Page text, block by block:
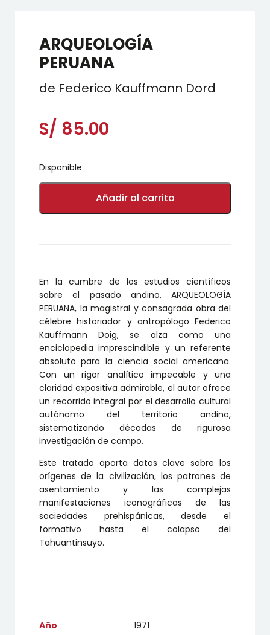
ARQUEOLOGÍA
PERUANA
de Federico Kauffmann Dord
S/ 85.00
Disponible
ARQUEOLOGÍA
cantidad
Añadir al carrito
En la cumbre de los estudios científicos
sobre el pasado andino, ARQUEOLOGÍA
PERUANA, la magistral y consagrada obra del
célebre historiador y antropólogo Federico
Kauffmann Doig, se alza como una
enciclopedia imprescindible y un referente
absoluto para la ciencia social americana.
Con un rigor analítico impecable y una
claridad expositiva admirable, el autor ofrece
un recorrido integral por el desarrollo cultural
autónomo del territorio andino,
sistematizando décadas de rigurosa
investigación de campo.
Este tratado aporta datos clave sobre los
orígenes de la civilización, los patrones de
asentamiento y las complejas
manifestaciones iconográficas de las
sociedades prehispánicas, desde el
formativo hasta el colapso del
Tahuantinsuyo.
Año 1971